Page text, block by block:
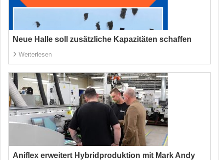
Neue Halle soll zusätzliche Kapazitäten schaffen
Weiterlesen
Aniflex erweitert Hybridproduktion mit Mark Andy